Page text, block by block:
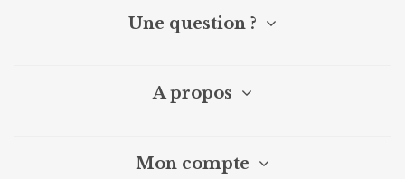
Une question ?
A propos
Mon compte